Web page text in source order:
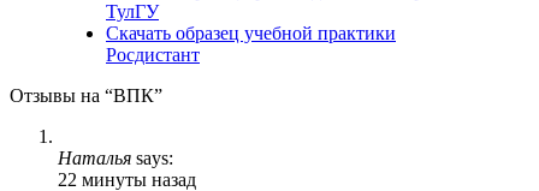
ТулГУ
Скачать образец учебной практики
Росдистант
Отзывы на “ВПК”
Наталья says:
22 минуты назад